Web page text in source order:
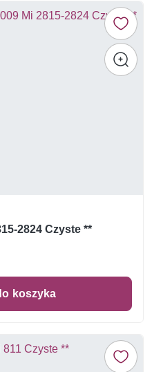
2824 Czyste **
koszyka